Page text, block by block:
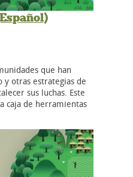
que han
y otras estrategias de
sus luchas. Este
caja de herramientas